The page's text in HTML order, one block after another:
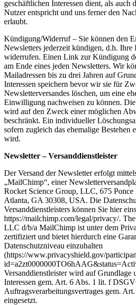
geschäftlichen Interessen dient, als auch
Nutzer entspricht und uns ferner den
erlaubt.
Kündigung/Widerruf – Sie können den
Newsletters jederzeit kündigen, d.h.
widerrufen. Einen Link zur Kündigung
am Ende eines jeden Newsletters. Wir
Mailadressen bis zu drei Jahren auf
Interessen speichern bevor wir sie für
Newsletterversandes löschen, um eine
Einwilligung nachweisen zu können.
wird auf den Zweck einer möglichen
beschränkt. Ein individueller
sofern zugleich das ehemalige
wird.
Newsletter – Versanddienstleister
Der Versand der Newsletter erfolgt
„MailChimp“, einer
Rocket Science Group, LLC, 675
Atlanta, GA 30308, USA. Die
Versanddienstleisters können Sie hier
https://mailchimp.com/legal/privacy/.
LLC d/b/a MailChimp ist unter dem
zertifiziert und bietet hierdurch eine
Datenschutzniveau einzuhalten
(https://www.privacyshield.gov/
Versanddienstleister wird auf Grundlage
Interessen gem. Art. 6 Abs. 1 lit. f
Auftragsverarbeitungsvertrages gem.
eingesetzt.